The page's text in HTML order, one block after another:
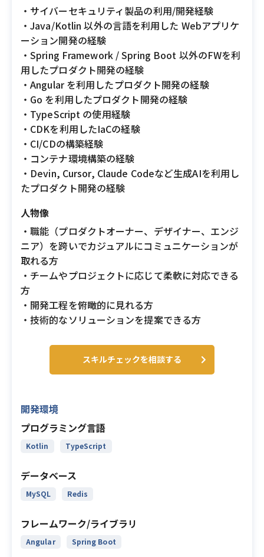
・サイバーセキュリティ製品の利用/開発経験
・Java/Kotlin 以外の言語を利用した Webアプリケ
ーション開発の経験
・Spring Framework / Spring Boot 以外のFWを利
用したプロダクト開発の経験
・Angular を利用したプロダクト開発の経験
・Go を利用したプロダクト開発の経験
・TypeScript の使用経験
・CDKを利用したIaCの経験
・CI/CDの構築経験
・コンテナ環境構築の経験
・Devin, Cursor, Claude Codeなど生成AIを利用し
たプロダクト開発の経験
人物像
・職能（プロダクトオーナー、デザイナー、エンジ
ニア）を跨いでカジュアルにコミュニケーションが
取れる方
・チームやプロジェクトに応じて柔軟に対応できる
方
・開発工程を俯瞰的に見れる方
・技術的なソリューションを提案できる方
スキルチェックを相談する
開発環境
プログラミング言語
Kotlin TypeScript
データベース
MySQL Redis
フレームワーク/ライブラリ
Angular Spring Boot